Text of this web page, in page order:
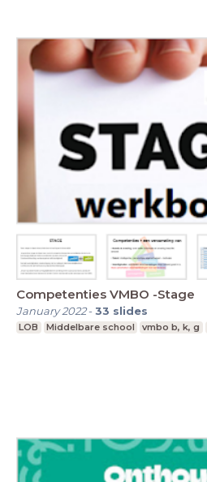
Competenties VMBO -Stage
January 2022-33 slides
LOB Middelbare school vmbo b, k, g